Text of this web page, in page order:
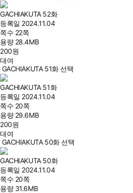
GACHIAKUTA 52화
등록일 2024.11.04
쪽수 22쪽
용량 28.4MB
200원
대여
GACHIAKUTA 51화 선택
GACHIAKUTA 51화
등록일 2024.11.04
쪽수 20쪽
용량 29.6MB
200원
대여
GACHIAKUTA 50화 선택
GACHIAKUTA 50화
등록일 2024.11.04
쪽수 20쪽
용량 31.6MB